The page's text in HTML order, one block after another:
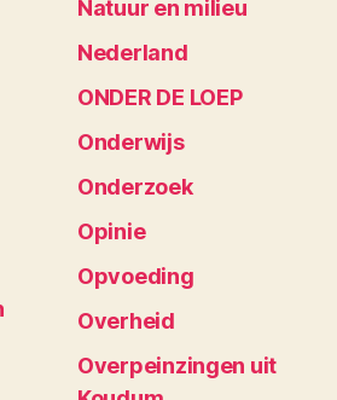
Natuur en milieu
Nederland
ONDER DE LOEP
Onderwijs
Onderzoek
Opinie
Opvoeding
Overheid
Overpeinzingen uit